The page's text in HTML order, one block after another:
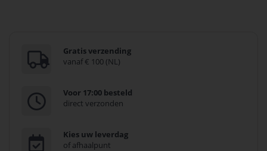
Gratis verzending
vanaf € 100 (NL)
Voor 17:00 besteld
direct verzonden
Kies uw leverdag
of afhaalpunt